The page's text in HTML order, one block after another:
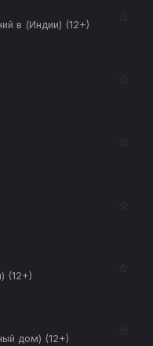
в (Индии) (12+)
☆
☆
☆
☆
(12+)
☆
дом) (12+)
☆